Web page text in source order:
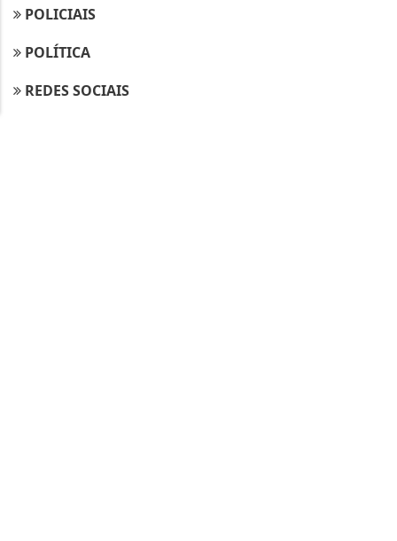
POLICIAIS
POLÍTICA
REDES SOCIAIS
de Uso e Privacidade.
PARA MAIS INFORMAÇÕES,
CLICANDO AQUI